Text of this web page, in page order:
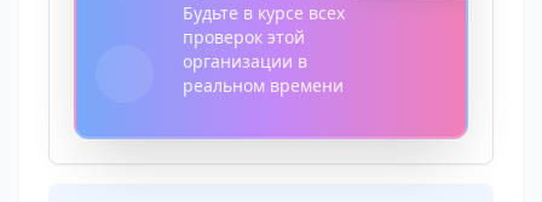
Будьте в курсе всех
проверок этой
организации в
реальном времени